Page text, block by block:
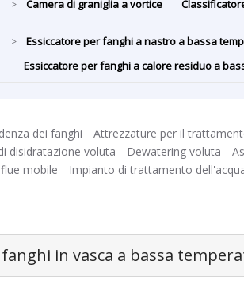
> Camera di graniglia a vortice
> Essiccatore per fanghi a nastro a bassa
Essiccatore per fanghi a calore residuo a
dei fanghi Attrezzature per il
disidratazione voluta Dewatering voluta
mobile
Impianto di trattamento
in vasca a bassa